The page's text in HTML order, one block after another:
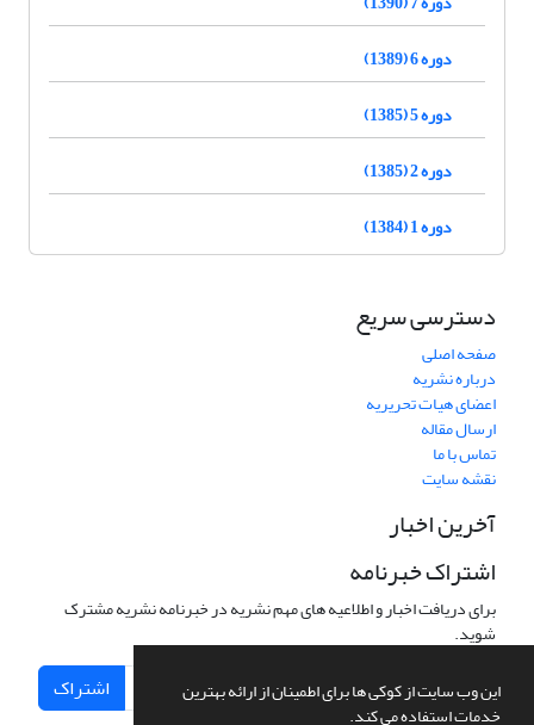
این وب سایت از کوکی ها برای اطمینان از ارائه بهترین
خدمات استفاده می کند.
دوره 6 (1389)
دوره 5 (1385)
دوره 2 (1385)
دوره 1 (1384)
دسترسی سریع
صفحه اصلی
درباره نشریه
اعضای هیات تحریریه
ارسال مقاله
تماس با ما
نقشه سایت
آخرین اخبار
اشتراک خبرنامه
برای دریافت اخبار و اطلاعیه های مهم نشریه در خبرنامه نشریه مشترک
شوید.
اشتراک